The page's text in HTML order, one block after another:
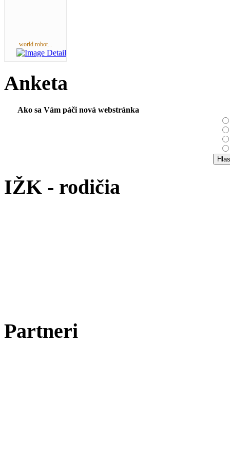
world robot...
Anketa
Ako sa Vám páči nová webstránka
IŽK - rodičia
Partneri